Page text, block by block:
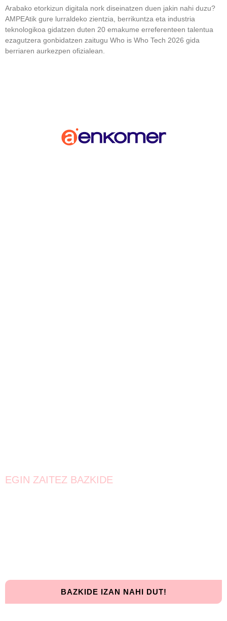
Arabako etorkizun digitala nork diseinatzen duen jakin nahi duzu?
AMPEAtik gure lurraldeko zientzia, berrikuntza eta industria
teknologikoa gidatzen duten 20 emakume erreferenteen talentua
ezagutzera gonbidatzen zaitugu Who is Who Tech 2026 gida
berriaren aurkezpen ofizialean.
EGIN ZAITEZ BAZKIDE
BAZKIDE IZAN NAHI DUT!